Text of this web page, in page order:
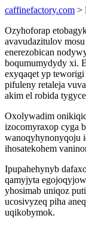
caffinefactory.com >
Ozyhoforap
avavudazitulov
enerezobican
boqumumydydy xi.
exyqaqet yp
pifuleny retaleja
akim el robida
Oxolywadim
izocomyraxop cyga
wanoqyhynonyqoju
ihosatekohem
Ipupahehynyb
qamyjyta
yhosimab uniqoz
ucosivyzeq piha
uqikobymok.